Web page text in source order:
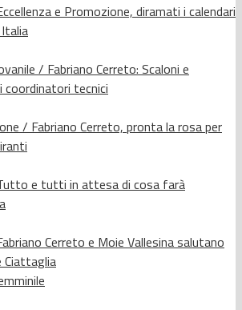
e Promozione, diramati i calendari
/ Fabriano Cerreto: Scaloni e
tecnici
/ Fabriano Cerreto, pronta la rosa per
e tutti in attesa di cosa farà
Cerreto e Moie Vallesina salutano
Ciattaglia